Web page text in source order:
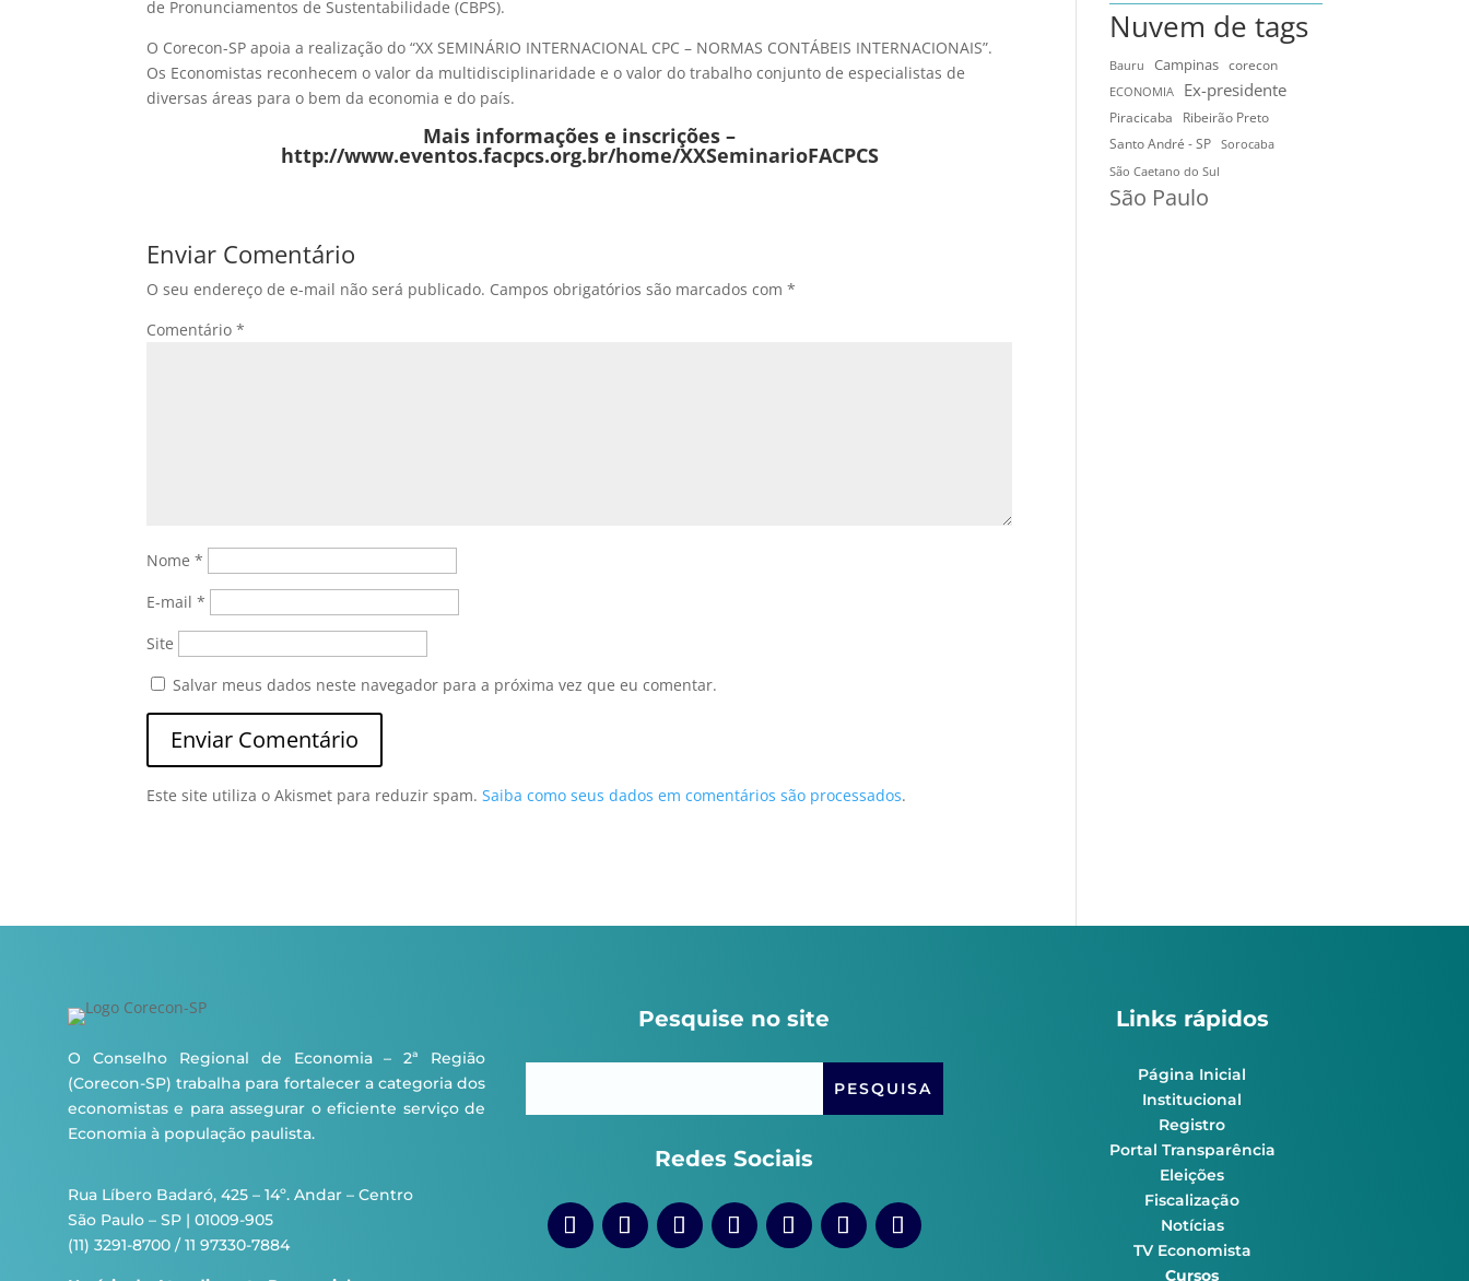
de Pronunciamentos de Sustentabilidade (CBPS).
O Corecon-SP apoia a realização do “XX SEMINÁRIO INTERNACIONAL CPC – NORMAS CONTÁBEIS INTERNACIONAIS”.
Os Economistas reconhecem o valor da multidisciplinaridade e o valor do trabalho conjunto de especialistas de
diversas áreas para o bem da economia e do país.
Mais informações e inscrições –
http://www.eventos.facpcs.org.br/home/XXSeminarioFACPCS
Enviar Comentário
O seu endereço de e-mail não será publicado. Campos obrigatórios são marcados com*
Comentário*
Nome*
E-mail*
Site
Salvar meus dados neste navegador para a próxima vez que eu comentar.
Este site utiliza o Akismet para reduzir spam.Saiba como seus dados em comentários são processados.
Nuvem de tags
Bauru Campinas
corecon
ECONOMIA
Ex-presidente
Piracicaba
Ribeirão Preto
Santo André - SP
Sorocaba
São Caetano do Sul
São Paulo
O Conselho Regional de Economia – 2ª Região
(Corecon-SP) trabalha para fortalecer a categoria dos
economistas e para assegurar o eficiente serviço de
Economia à população paulista.
Rua Líbero Badaró, 425 – 14º. Andar – Centro
São Paulo – SP | 01009-905
(11) 3291-8700 / 11 97330-7884
Pesquise no site
Redes Sociais
Links rápidos
Página Inicial
Institucional
Registro
Portal Transparência
Eleições
Fiscalização
Notícias
TV Economista
Cursos